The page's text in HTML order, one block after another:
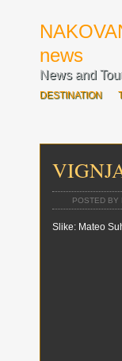
news
News and
DESTINATION
POSTED BY
Slike: Mateo